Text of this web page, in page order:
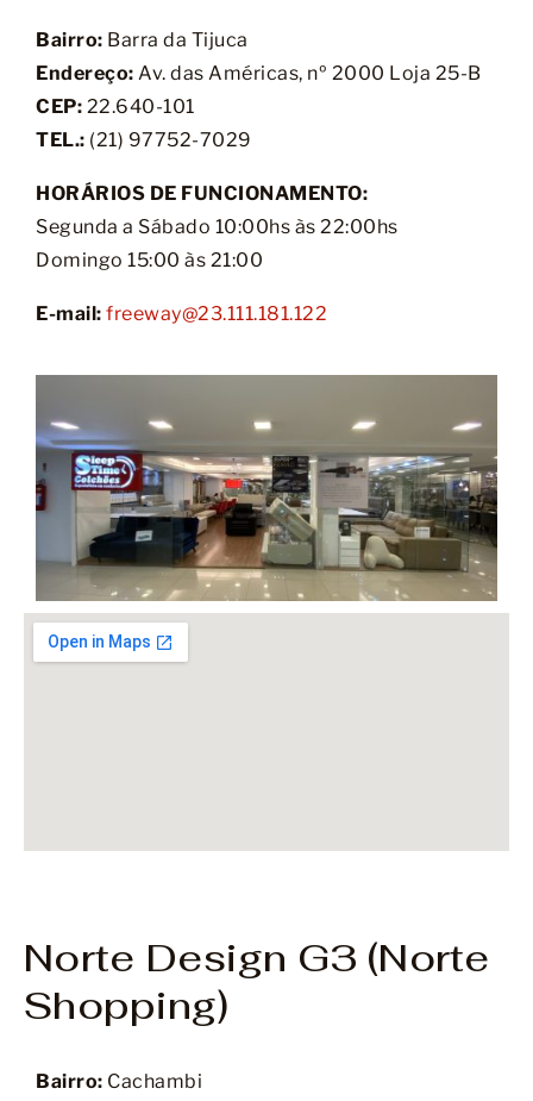
Bairro: Barra da Tijuca
Endereço: Av. das Américas, nº 2000 Loja 25-B
CEP: 22.640-101
TEL.: (21) 97752-7029
HORÁRIOS DE FUNCIONAMENTO:
Segunda a Sábado 10:00hs às 22:00hs
Domingo 15:00 às 21:00
E-mail: freeway@23.111.181.122
Norte Design G3 (Norte
Shopping)
Bairro: Cachambi